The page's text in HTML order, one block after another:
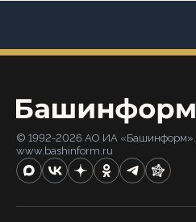
© 1992-2026 АО ИА «Башинформ».
www.bashinform.ru